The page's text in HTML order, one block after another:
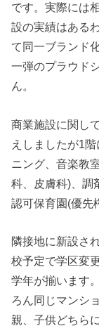
です。実際には
設の実績はある
て同一ブランド
一弾のプラウド
ん。
商業施設に関し
えしましたが1
ニング、音楽教
科、皮膚科)、調
認可保育園(優先
隣接地に新設さ
校予定で学区変
学年が揃います
ろん同じマンシ
親、子供どちら